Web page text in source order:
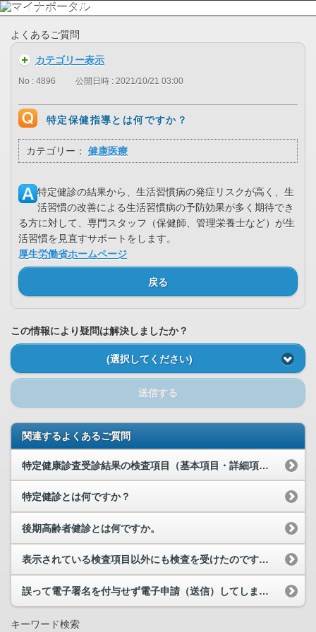
よくあるご質問
カテゴリー表示
No : 4896 公開日時 : 2021/10/21 03:00
特定保健指導とは何ですか？
カテゴリー： 健康医療
特定健診の結果から、生活習慣病の発症リスクが高く、生
活習慣の改善による生活習慣病の予防効果が多く期待でき
る方に対して、専門スタッフ（保健師、管理栄養士など）が生
活習慣を見直すサポートをします。
厚生労働省ホームページ
戻る
この情報により疑問は解決しましたか？
(選択してください)
送信する
関連するよくあるご質問
特定健康診査受診結果の検査項目（基本項目・詳細項目）の説明は、どこを見ればわかりますか。
特定健診とは何ですか？
後期高齢者健診とは何ですか。
表示されている検査項目以外にも検査を受けたのですが、その項目が表示されていないのはなぜですか。
誤って電子署名を付与せず電子申請（送信）してしまいました。どのようにすればよいでしょうか。
キーワード検索